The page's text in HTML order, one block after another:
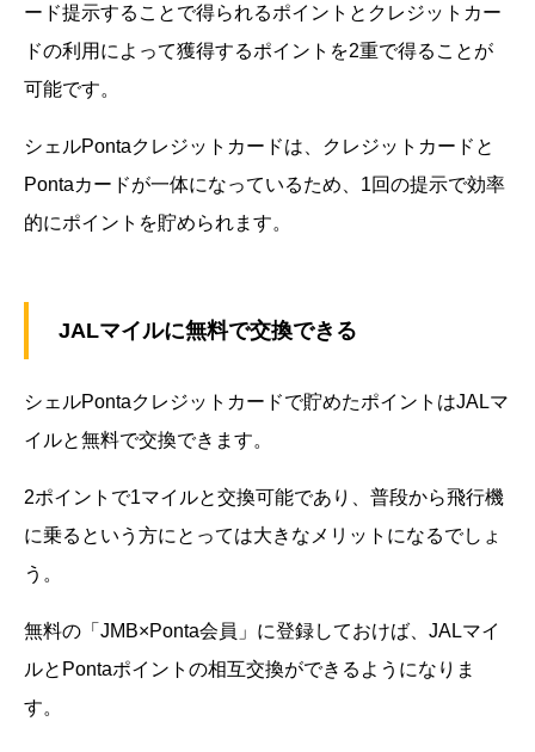
ード提示することで得られるポイントとクレジットカー
ドの利用によって獲得するポイントを2重で得ることが
可能です。
シェルPontaクレジットカードは、クレジットカードと
Pontaカードが一体になっているため、1回の提示で効率
的にポイントを貯められます。
JALマイルに無料で交換できる
シェルPontaクレジットカードで貯めたポイントはJALマ
イルと無料で交換できます。
2ポイントで1マイルと交換可能であり、普段から飛行機
に乗るという方にとっては大きなメリットになるでしょ
う。
無料の「JMB×Ponta会員」に登録しておけば、JALマイ
ルとPontaポイントの相互交換ができるようになりま
す。